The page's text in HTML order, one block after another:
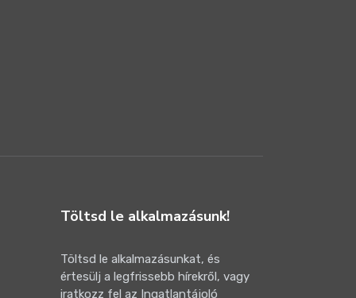
Töltsd le alkalmazásunk!
Töltsd le alkalmazásunkat, és
értesülj a legfrissebb hírekről, vagy
iratkozz fel az Ingatlantájoló